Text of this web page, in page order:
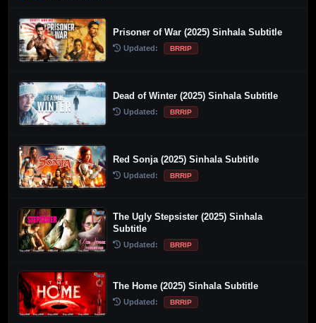
Prisoner of War (2025) Sinhala Subtitle
Updated: BRRIP
Dead of Winter (2025) Sinhala Subtitle
Updated: BRRIP
Red Sonja (2025) Sinhala Subtitle
Updated: BRRIP
The Ugly Stepsister (2025) Sinhala
Subtitle
Updated: BRRIP
The Home (2025) Sinhala Subtitle
Updated: BRRIP